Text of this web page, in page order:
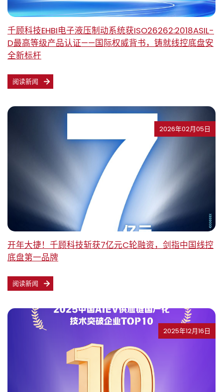
千顾科技EHBI电子液压制动系统获ISO26262:2018ASIL-
D最高等级产品认证——国际权威背书，铸就线控底盘安
全新标杆
阅读新闻
2026年02月05日
开年大捷！千顾科技斩获7亿元C轮融资，剑指中国线控
底盘第一品牌
阅读新闻
2025年12月16日